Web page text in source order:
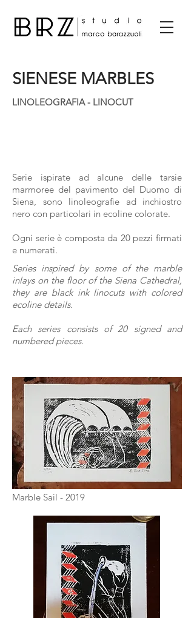
SIENESE MARBLES
LINOLEOGRAFIA - LINOCUT
Serie ispirate ad alcune delle tarsie
marmoree del pavimento del Duomo di
Siena, sono linoleografie ad inchiostro
nero con particolari in ecoline colorate.
Ogni serie è composta da 20 pezzi firmati
e numerati.
Series inspired by some of the marble
inlays on the floor of the Siena Cathedral,
they are black ink linocuts with colored
ecoline details.
Each series consists of 20 signed and
numbered pieces.
Marble Sail - 2019